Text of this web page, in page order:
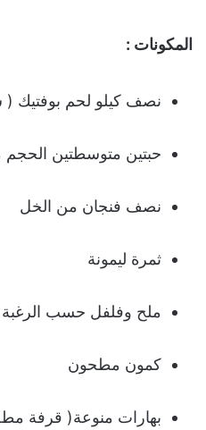
المكونات :
نصف كیلو لحم بوفتیك (
حبتین متوسطتین
نصف فنجان من الخل
ثمرة لیمونة
ملح وفلفل حسب الرغبة
كمون مطحون
بهارات منوعة( قرفة